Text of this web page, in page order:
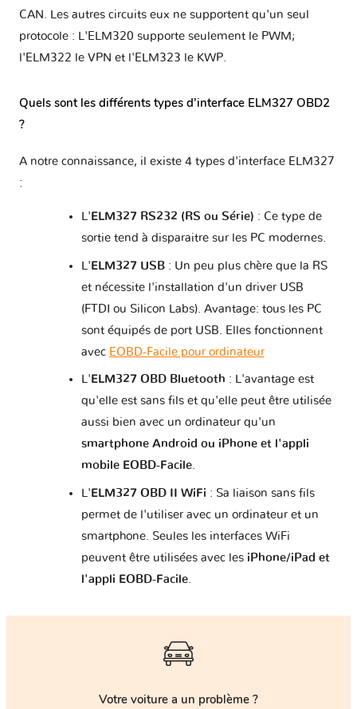
CAN. Les autres circuits eux ne supportent qu'un seul
protocole : L'ELM320 supporte seulement le PWM;
l'ELM322 le VPN et l'ELM323 le KWP.
Quels sont les différents types d’interface ELM327 OBD2
?
A notre connaissance, il existe 4 types d'interface ELM327
:
L'ELM327 RS232 (RS ou Série) : Ce type de
sortie tend à disparaitre sur les PC modernes.
L'ELM327 USB: Un peu plus chère que la RS
et nécessite l'installation d'un driver USB
(FTDI ou Silicon Labs). Avantage: tous les PC
sont équipés de port USB. Elles fonctionnent
avec EOBD-Facile pour ordinateur
L'ELM327 OBD Bluetooth : L'avantage est
qu'elle est sans fils et qu'elle peut être utilisée
aussi bien avec un ordinateur qu'un
smartphone Android ou iPhone et l'appli
mobile EOBD-Facile.
L'ELM327 OBD II WiFi : Sa liaison sans fils
permet de l'utiliser avec un ordinateur et un
smartphone. Seules les interfaces WiFi
peuvent être utilisées avec les iPhone/iPad et
l'appli EOBD-Facile.
Votre voiture a un problème ?